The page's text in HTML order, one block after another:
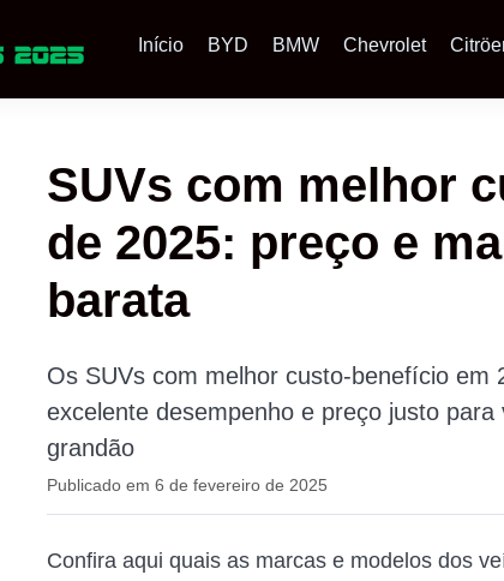
Início BYD BMW Chevrolet
SUVs com melhor
de 2025: preço e
barata
Os SUVs com melhor custo-benefício em
excelente desempenho e preço justo
grandão
Publicado em 6 de fevereiro de 2025
Confira aqui quais as marcas e modelos dos